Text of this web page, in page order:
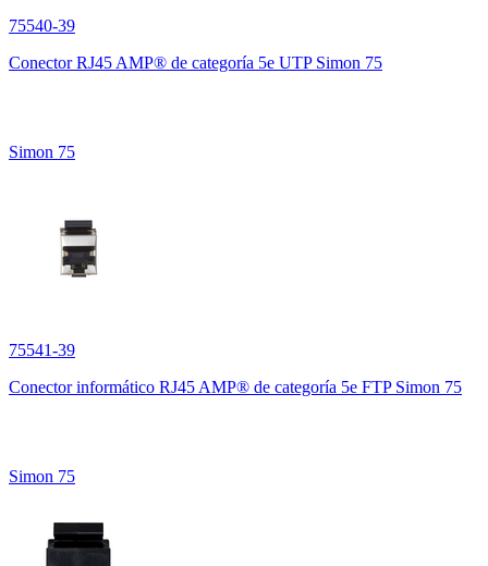
75540-39
Conector RJ45 AMP® de categoría 5e UTP Simon 75
Simon 75
75541-39
Conector informático RJ45 AMP® de categoría 5e FTP Simon 75
Simon 75